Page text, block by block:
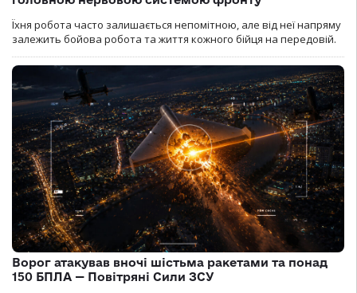
Їхня робота часто залишається непомітною, але від неї напряму
залежить бойова робота та життя кожного бійця на передовій.
Ворог атакував вночі шістьма ракетами та понад
150 БПЛА — Повітряні Сили ЗСУ